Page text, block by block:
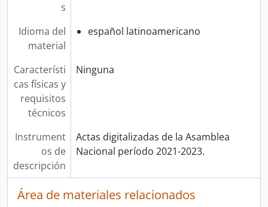
s
Idioma del
material
español latinoamericano
Característi
cas físicas y
requisitos
técnicos
Ninguna
Instrument
os de
descripción
Actas digitalizadas de la Asamblea
Nacional período 2021-2023.
Área de materiales relacionados